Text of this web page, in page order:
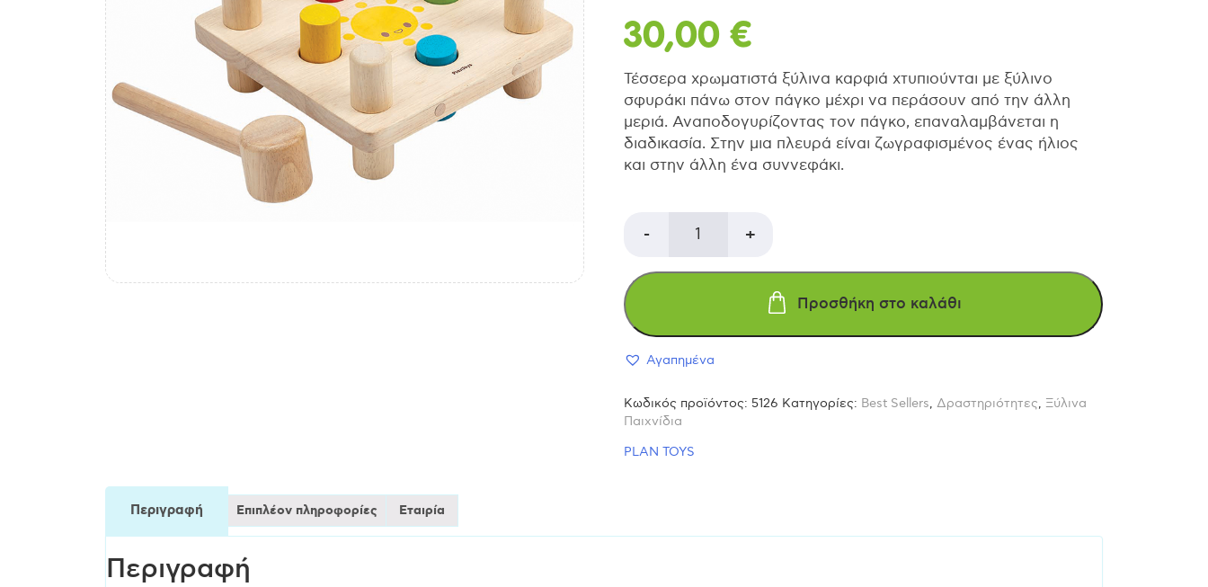
30,00€
Τέσσερα χρωματιστά ξύλινα καρφιά χτυπιούνται με ξύλινο
σφυράκι πάνω στον πάγκο μέχρι να περάσουν από την άλλη
μεριά. Αναποδογυρίζοντας τον πάγκο, επαναλαμβάνεται η
διαδικασία. Στην μια πλευρά είναι ζωγραφισμένος ένας ήλιος
και στην άλλη ένα συννεφάκι.
- PLAN
TOYS
σφυροκοπήματος
5126
Ξύλινο
+
Προσθήκη στο καλάθι
Αγαπημένα
Κωδικός προϊόντος: 5126 Κατηγορίες: Best Sellers,Δραστηριότητες, Ξύλινα
Παιχνίδια
PLAN TOYS
Περιγραφή Επιπλέον πληροφορίες Εταιρία
Περιγραφή